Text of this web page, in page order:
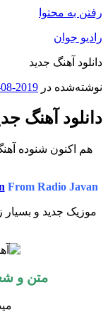
رفتن به محتوا
رادیو جوان
دانلود آهنگ جدید
نوشته‌شده در 2019-08-24
دانلود آهنگ
هم اکنون شنوده
From Radio Javan
موزیک جدید و بسیار
متن و